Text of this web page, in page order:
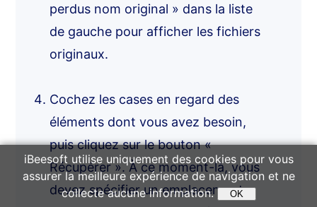
perdus nom original » dans la liste
de gauche pour afficher les fichiers
originaux.
Cochez les cases en regard des
éléments dont vous avez besoin,
puis cliquez sur le bouton «
Récupérer ». À ce moment-là, vous
devez spécifier un emplacement
iBeesoft utilise uniquement des cookies pour vous
assurer la meilleure expérience de navigation et ne
collecte aucune information.
OK